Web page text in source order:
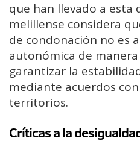
que han llevado a esta
melillense considera
de condonación no es
autonómica de
garantizar la
mediante acuerdos
territorios.
Críticas a la